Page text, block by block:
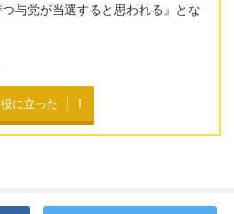
与党が当選すると思われる』とな
役に立った 1